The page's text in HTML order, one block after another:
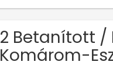
2 Betanított /
Komárom-